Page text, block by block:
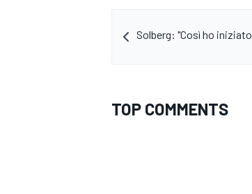
Solberg: "Così ho
TOP COMMENTS